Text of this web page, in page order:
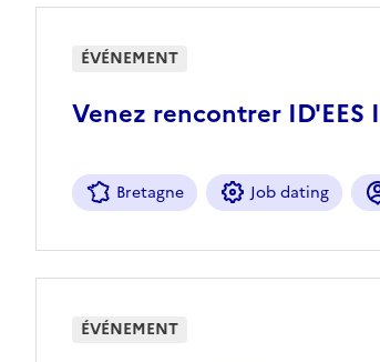
Venez rencontrer ID'EES
ÉVÉNEMENT
Bretagne Job dating
ÉVÉNEMENT